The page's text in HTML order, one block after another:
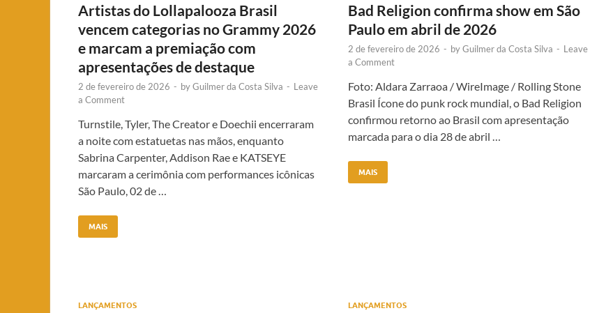
Artistas do Lollapalooza Brasil
vencem categorias no Grammy 2026
e marcam a premiação com
apresentações de destaque
2 de fevereiro de 2026 - byGuilmer da Costa Silva - Leave
a Comment
Turnstile, Tyler, The Creator e Doechii encerraram
a noite com estatuetas nas mãos, enquanto
Sabrina Carpenter, Addison Rae e KATSEYE
marcaram a cerimônia com performances icônicas
São Paulo, 02 de …
MAIS
Bad Religion confirma show em São
Paulo em abril de 2026
2 de fevereiro de 2026 - byGuilmer da Costa Silva - Leave
a Comment
Foto: Aldara Zarraoa / WireImage / Rolling Stone
Brasil Ícone do punk rock mundial, o Bad Religion
confirmou retorno ao Brasil com apresentação
marcada para o dia 28 de abril …
MAIS
LANÇAMENTOS LANÇAMENTOS